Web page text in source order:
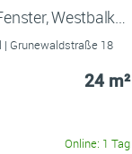
1-Zimmer-Appartement m. großem Fenster, Westbalkon,Tiefgaragenstellplatz / uninah & verkehrsgünst
Grunewaldstraße 18
24 m²
Online: 1 Tag